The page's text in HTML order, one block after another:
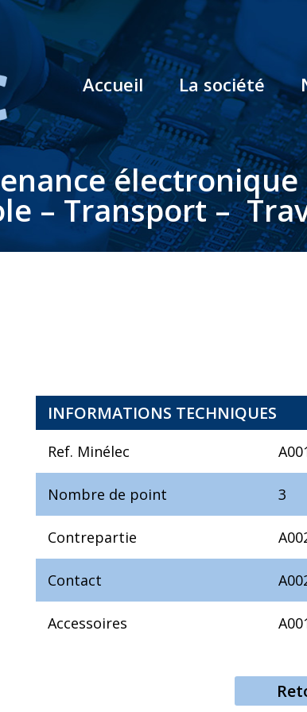
Accueil La société
– Transport –
INFORMATIONS TECHNIQUES
Ref. Minélec
Nombre de point 3
Contrepartie
Contact
Accessoires